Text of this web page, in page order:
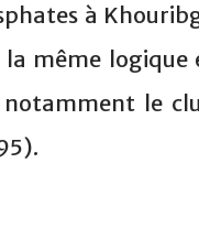
à
la même logique
le